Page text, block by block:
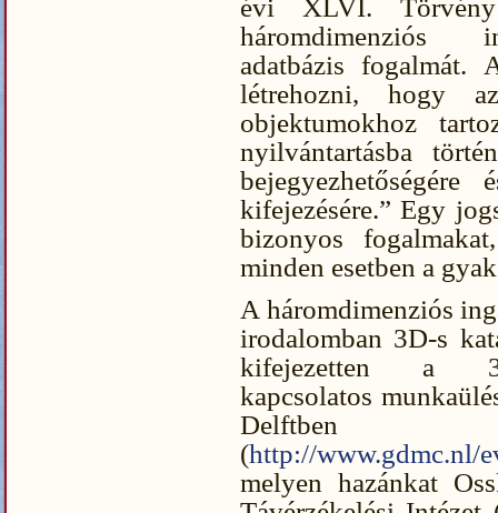
évi XLVI.
háromdimenziós
adatbázis fogalmát.
létrehozni, hogy
objektumokhoz
nyilvántartásba
kifejezésére.” Egy
bizonyos
minden esetben a
A háromdimenziós
irodalomban 3D-s
kifejezetten a
kapcsolatos
Delftben
(http://www.gdmc.nl/
melyen hazánkat